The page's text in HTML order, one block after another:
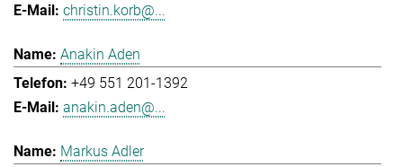
christin.korb@...
Anakin Aden
+49 551 201-1392
anakin.aden@...
Markus Adler